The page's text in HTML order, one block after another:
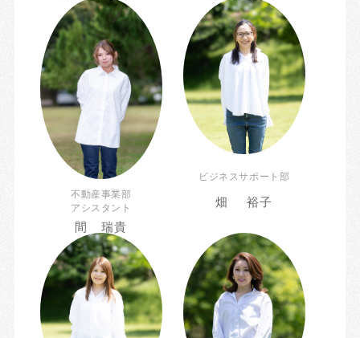
不動産事業部
アシスタント
間 瑞貴
ビジネスサポート部
畑 裕子